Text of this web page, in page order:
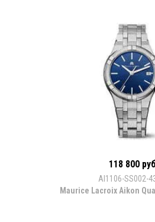
118 800 руб
AI1106-SS002-
Maurice Lacroix Aikon